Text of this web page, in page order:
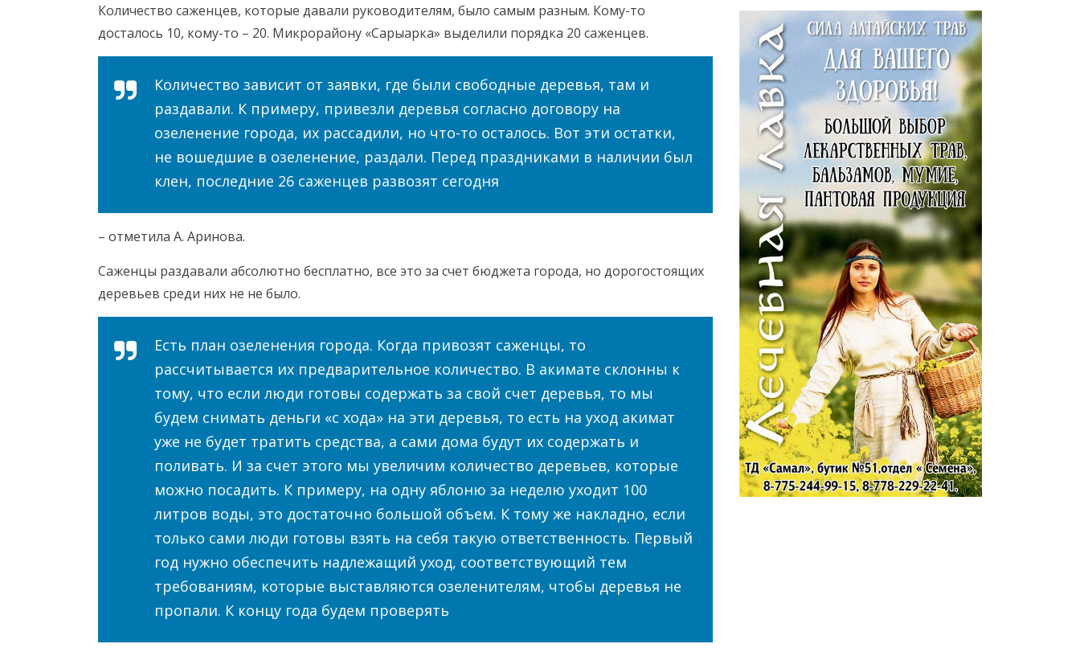
Количество саженцев, которые давали руководителям, было самым разным. Кому-то
досталось 10, кому-то – 20. Микрорайону «Сарыарка» выделили порядка 20 саженцев.
Количество зависит от заявки, где были свободные деревья, там и
раздавали. К примеру, привезли деревья согласно договору на
озеленение города, их рассадили, но что-то осталось. Вот эти остатки,
не вошедшие в озеленение, раздали. Перед праздниками в наличии был
клен, последние 26 саженцев развозят сегодня
– отметила А. Аринова.
Саженцы раздавали абсолютно бесплатно, все это за счет бюджета города, но дорогостоящих
деревьев среди них не не было.
Есть план озеленения города. Когда привозят саженцы, то
рассчитывается их предварительное количество. В акимате склонны к
тому, что если люди готовы содержать за свой счет деревья, то мы
будем снимать деньги «с хода» на эти деревья, то есть на уход акимат
уже не будет тратить средства, а сами дома будут их содержать и
поливать. И за счет этого мы увеличим количество деревьев, которые
можно посадить. К примеру, на одну яблоню за неделю уходит 100
литров воды, это достаточно большой объем. К тому же накладно, если
только сами люди готовы взять на себя такую ответственность. Первый
год нужно обеспечить надлежащий уход, соответствующий тем
требованиям, которые выставляются озеленителям, чтобы деревья не
пропали. К концу года будем проверять